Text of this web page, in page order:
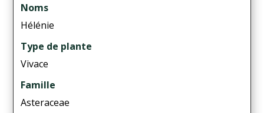
Noms
Hélénie
Type de plante
Vivace
Famille
Asteraceae